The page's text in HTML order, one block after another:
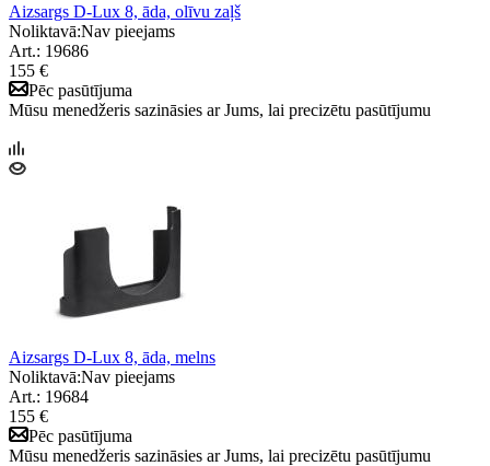
Aizsargs D-Lux 8, āda, olīvu zaļš
Noliktavā:Nav pieejams
Art.: 19686
155 €
Pēc pasūtījuma
Mūsu menedžeris sazināsies ar Jums, lai precizētu pasūtījumu
Aizsargs D-Lux 8, āda, melns
Noliktavā:Nav pieejams
Art.: 19684
155 €
Pēc pasūtījuma
Mūsu menedžeris sazināsies ar Jums, lai precizētu pasūtījumu